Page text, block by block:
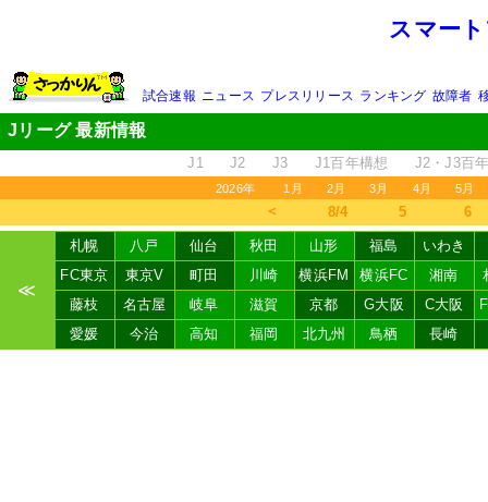
スマー
試合速報 ニュース プレスリリース ランキング 故障者
Jリーグ 最新情報
J1 J2 J3 J1百年構想 J2・J3百
2026年 1月 2月 3月 4月 5月
＜ 8/4 5 6
≪
札幌 八戸 仙台 秋田 山形 福島
いわき
FC東京
東京V 町田 川崎 横浜FM 横浜FC 湘南
藤枝
名古屋 岐阜 滋賀 京都 G大阪 C大阪
愛媛
今治 高知 福岡 北九州 鳥栖 長崎